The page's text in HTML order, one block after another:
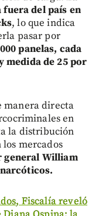
del país en
, lo que indica
pasar por
panelas, cada
medida de 25 por
manera directa
en
la distribución
los mercados
William
Fiscalía reveló